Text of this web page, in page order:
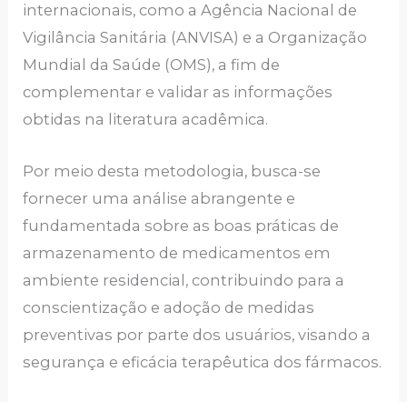
internacionais, como a Agência Nacional de
Vigilância Sanitária (ANVISA) e a Organização
Mundial da Saúde (OMS), a fim de
complementar e validar as informações
obtidas na literatura acadêmica.
Por meio desta metodologia, busca-se
fornecer uma análise abrangente e
fundamentada sobre as boas práticas de
armazenamento de medicamentos em
ambiente residencial, contribuindo para a
conscientização e adoção de medidas
preventivas por parte dos usuários, visando a
segurança e eficácia terapêutica dos fármacos.